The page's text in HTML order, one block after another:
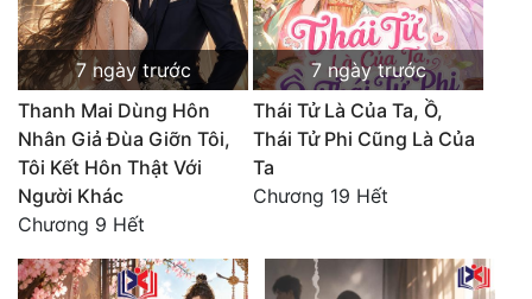
7 ngày trước
Thanh Mai Dùng Hôn
Nhân Giả Đùa Giỡn Tôi,
Tôi Kết Hôn Thật Với
Người Khác
Chương 9 Hết
7 ngày trước
Thái Tử Là Của Ta, Ồ,
Thái Tử Phi Cũng Là Của
Ta
Chương 19 Hết